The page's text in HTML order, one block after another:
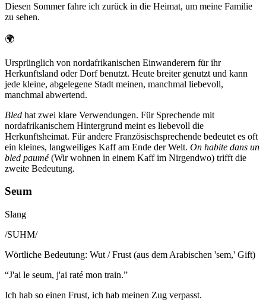
Diesen Sommer fahre ich zurück in die Heimat, um meine Familie
zu sehen.
🌍
Ursprünglich von nordafrikanischen Einwanderern für ihr
Herkunftsland oder Dorf benutzt. Heute breiter genutzt und kann
jede kleine, abgelegene Stadt meinen, manchmal liebevoll,
manchmal abwertend.
Bled hat zwei klare Verwendungen. Für Sprechende mit
nordafrikanischem Hintergrund meint es liebevoll die
Herkunftsheimat. Für andere Französischsprechende bedeutet es oft
ein kleines, langweiliges Kaff am Ende der Welt. On habite dans un
bled paumé(Wir wohnen in einem Kaff im Nirgendwo) trifft die
zweite Bedeutung.
Seum
Slang
/SUHM/
Wörtliche Bedeutung: Wut / Frust (aus dem Arabischen 'sem,' Gift)
“J'ai le seum, j'ai raté mon train.”
Ich hab so einen Frust, ich hab meinen Zug verpasst.